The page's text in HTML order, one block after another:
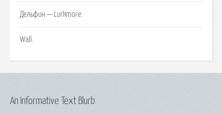
Дельфин — Lurkmore.
Wall.
An Informative Text Blurb